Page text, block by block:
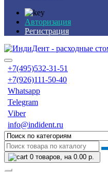
Авторизация
Регистрация
+7(495)532-31-51
+7(926)111-50-40
Whatsapp
Telegram
Viber
info@indident.ru
0 товаров, на 0.00 р.